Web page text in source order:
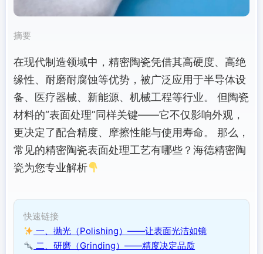
摘要
在现代制造领域中，精密陶瓷凭借其高硬度、高绝
缘性、耐磨耐腐蚀等优势，被广泛应用于半导体设
备、医疗器械、新能源、机械工程等行业。 但陶瓷
材料的“表面处理”同样关键——它不仅影响外观，
更决定了配合精度、摩擦性能与使用寿命。 那么，
常见的精密陶瓷表面处理工艺有哪些？海德精密陶
瓷为您专业解析
快速链接
一、抛光（Polishing）——让表面光洁如镜
二、研磨（Grinding）——精度决定品质